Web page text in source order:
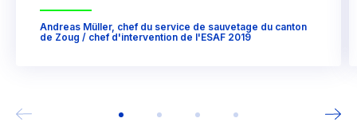
Andreas Müller, chef du service de sauvetage du canton
de Zoug / chef d'intervention de l'ESAF 2019